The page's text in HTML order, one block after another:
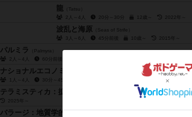
龍
（Tatsu）
2人～4人
20分～30分 12歳～ 2022年～
波乱と海原 （Seas of Strife）
3人～6人
45分前後 10歳～ 2015年～
パルミラ
（Palmyra）
2人～4人
60分前後
ナショナルエコノミー：完全版
（National Economy: Complete version）
1人～4人
30分～45分
テラミスティカ：拡張 ファン勢力
（Terra Mystica: Fan Factions）
2025年～
バラージ：地質学的要因（拡張）